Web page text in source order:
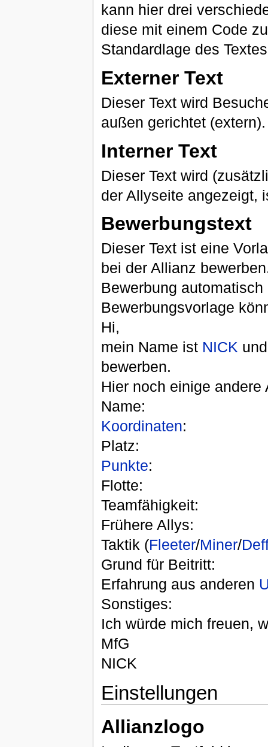
kann hier drei
diese mit einem Code
Standardlage des
Externer Text
Dieser Text wird
außen gerichtet (extern).
Interner Text
Dieser Text wird
der Allyseite angezeigt,
Bewerbungstext
Dieser Text ist eine
bei der Allianz
Bewerbung
Bewerbungsvorlage
Hi,
mein Name ist NICK
bewerben.
Hier noch einige andere
Name:
Koordinaten:
Platz:
Punkte:
Flotte:
Teamfähigkeit:
Frühere Allys:
Taktik (Fleeter/Miner/
Grund für Beitritt:
Erfahrung aus anderen
Sonstiges:
Ich würde mich freuen,
MfG
NICK
Einstellungen
Allianzlogo